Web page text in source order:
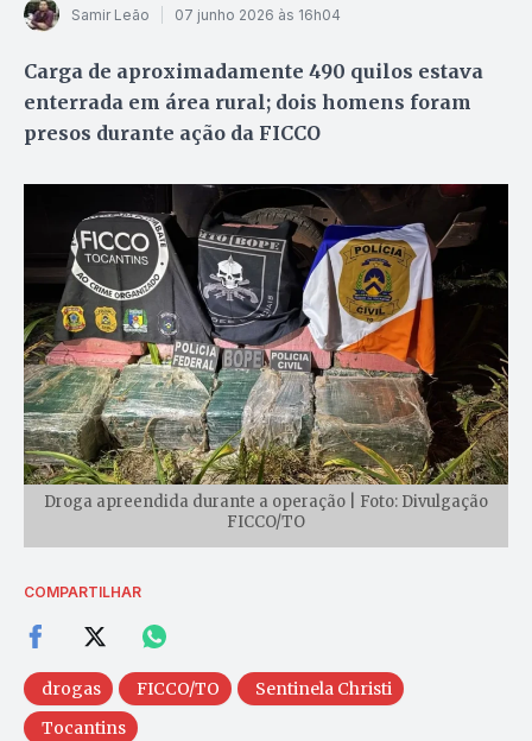
Samir Leão 07 junho 2026 às 16h04
Carga de aproximadamente 490 quilos estava
enterrada em área rural; dois homens foram
presos durante ação da FICCO
Droga apreendida durante a operação | Foto: Divulgação
FICCO/TO
COMPARTILHAR
drogas FICCO/TO
Sentinela Christi
Tocantins